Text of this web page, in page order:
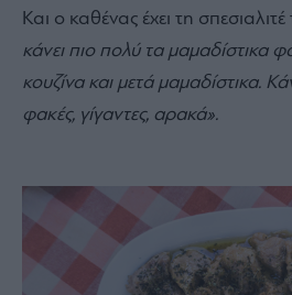
Και ο καθένας έχει τη σπεσιαλιτέ
κάνει πιο πολύ τα μαμαδίστικα
κουζίνα και μετά μαμαδίστικα.
φακές, γίγαντες, αρακά».